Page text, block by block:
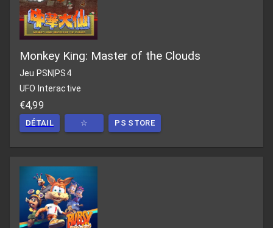
Monkey King: Master of the Clouds
Jeu PSN PS4
UFO Interactive
€4,99
DÉTAIL ☆ PS STORE